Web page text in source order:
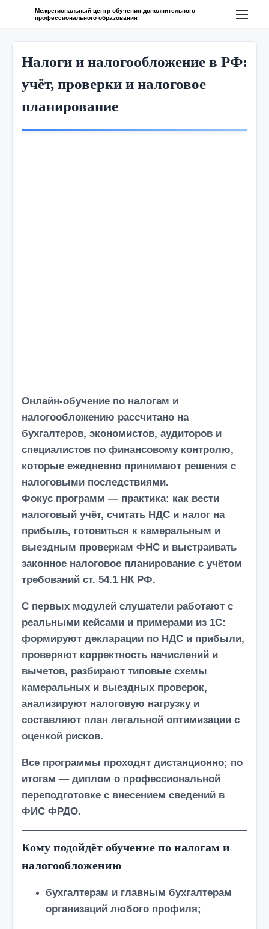
Межрегиональный центр обучения дополнительного
профессионального образования
Налоги и налогообложение в РФ:
учёт, проверки и налоговое
планирование
Онлайн-обучение по налогам и
налогообложению рассчитано на
бухгалтеров, экономистов, аудиторов и
специалистов по финансовому контролю,
которые ежедневно принимают решения с
налоговыми последствиями.
Фокус программ — практика: как вести
налоговый учёт, считать НДС и налог на
прибыль, готовиться к камеральным и
выездным проверкам ФНС и выстраивать
законное налоговое планирование с учётом
требований ст. 54.1 НК РФ.
С первых модулей слушатели работают с
реальными кейсами и примерами из 1С:
формируют декларации по НДС и прибыли,
проверяют корректность начислений и
вычетов, разбирают типовые схемы
камеральных и выездных проверок,
анализируют налоговую нагрузку и
составляют план легальной оптимизации с
оценкой рисков.
Все программы проходят дистанционно; по
итогам — диплом о профессиональной
переподготовке с внесением сведений в
ФИС ФРДО.
Кому подойдёт обучение по налогам и
налогообложению
бухгалтерам и главным бухгалтерам
организаций любого профиля;